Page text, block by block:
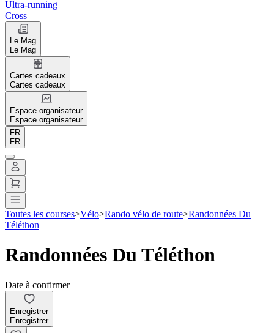
Ultra-running
Cross
Le Mag
Le Mag
Cartes cadeaux
Cartes cadeaux
Espace organisateur
Espace organisateur
FR
FR
Toutes les courses>Vélo>Rando vélo de route>Randonnées Du
Téléthon
Randonnées Du Téléthon
Date à confirmer
Enregistrer
Enregistrer